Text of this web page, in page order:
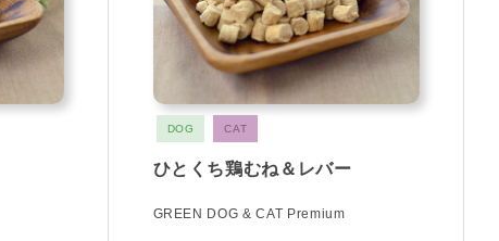
DOG CAT
ひとくち鶏むね＆レバー
GREEN DOG & CAT Premium